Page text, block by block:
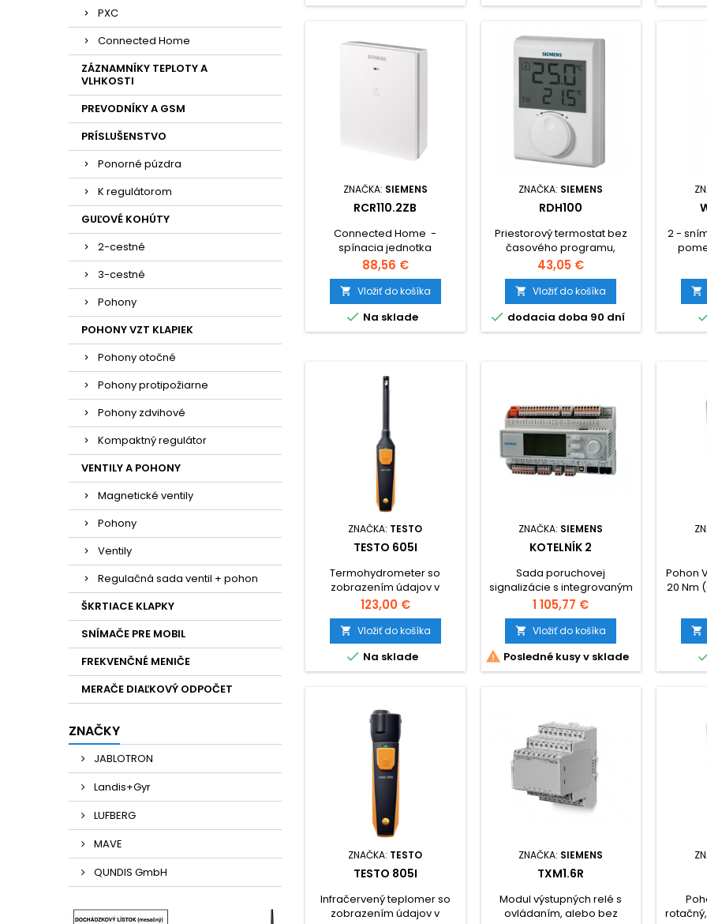
PXC
Connected Home
ZÁZNAMNÍKY TEPLOTY A
VLHKOSTI
PREVODNÍKY A GSM
PRÍSLUŠENSTVO
Ponorné púzdra
K regulátorom
GUĽOVÉ KOHÚTY
2-cestné
3-cestné
Pohony
POHONY VZT KLAPIEK
Pohony otočné
Pohony protipožiarne
Pohony zdvihové
Kompaktný regulátor
VENTILY A POHONY
Magnetické ventily
Pohony
Ventily
Regulačná sada ventil + pohon
ŠKRTIACE KLAPKY
SNÍMAČE PRE MOBIL
FREKVENČNÉ MENIČE
MERAČE DIAĽKOVÝ ODPOČET
ZNAČKY
JABLOTRON
Landis+Gyr
LUFBERG
MAVE
QUNDIS GmbH
ZNAČKA: SIEMENS
RCR110.2ZB
Connected Home -
spínacia jednotka
Bezdrôtová reléová
spínacia jednotka určená
pre zariadenia Connected
Home s komunikáciou
ZigBee
Cena
88,56 €
 Vložiť do košíka
 Na sklade
ZNAČKA: SIEMENS
RDH100
Priestorový termostat bez
časového programu,
bat.napáj.3V DC,prepínacie
kontakty 24-250V
Cena
43,05 €
 Vložiť do košíka
 dodacia doba 90 dní
2 -

ZNAČKA: TESTO
TESTO 605I
Termohydrometer so
zobrazením údajov v
telefóne, alebo tablete.
Cena
123,00 €
 Vložiť do košíka
 Na sklade
ZNAČKA: SIEMENS
KOTELNÍK 2
Sada poruchovej
signalizácie s integrovaným
displejom pre snímanie
stavov v kotolni
Cena
1 105,77 €
 Vložiť do košíka
 Posledné kusy v sklade
Pohon
20 Nm

ZNAČKA: TESTO
TESTO 805I
Infračervený teplomer so
zobrazením údajov v
ZNAČKA: SIEMENS
TXM1.6R
Modul výstupných relé s
ovládaním, alebo bez